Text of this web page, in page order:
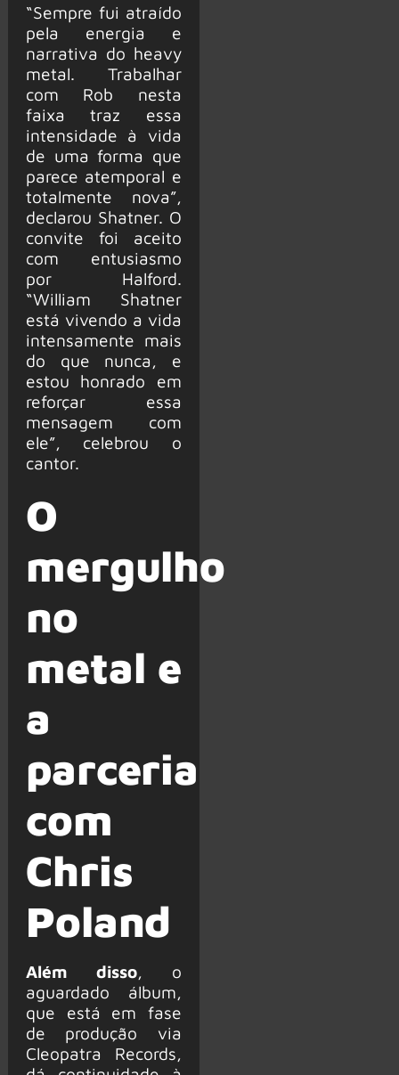
“Sempre fui atraído
pela energia e
narrativa do heavy
metal. Trabalhar
com Rob nesta
faixa traz essa
intensidade à vida
de uma forma que
parece atemporal e
totalmente nova”,
declarou Shatner. O
convite foi aceito
com entusiasmo
por Halford.
“William Shatner
está vivendo a vida
intensamente mais
do que nunca, e
estou honrado em
reforçar essa
mensagem com
ele”, celebrou o
cantor.
O
mergulho
no
metal e
a
parceria
com
Chris
Poland
Além disso, o
aguardado álbum,
que está em fase
de produção via
Cleopatra Records,